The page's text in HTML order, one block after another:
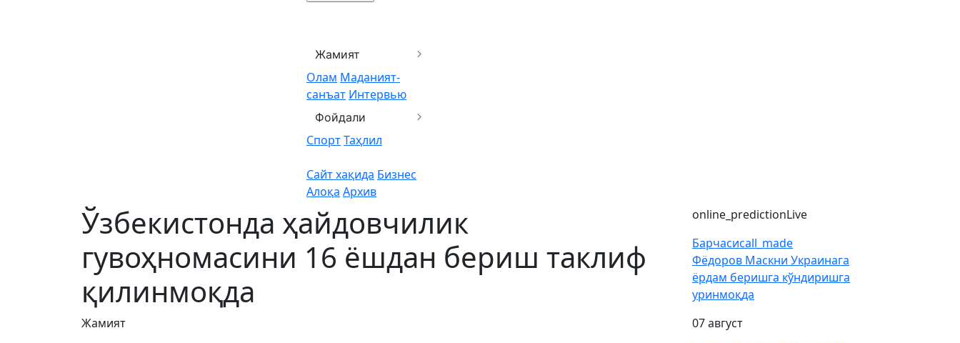
Жамият
Олам Маданият-
санъат Интервью
Фойдали
СпортТаҳлил
Сайт хақида Бизнес
Алоқа Архив
Ўзбекистонда ҳайдовчилик
гувоҳномасини 16 ёшдан бериш таклиф
қилинмоқда
Жамият
online_predictionLive
Барчасиcall_made
Фёдоров Маскни Украинага
ёрдам беришга кўндиришга
уринмоқда
07 август